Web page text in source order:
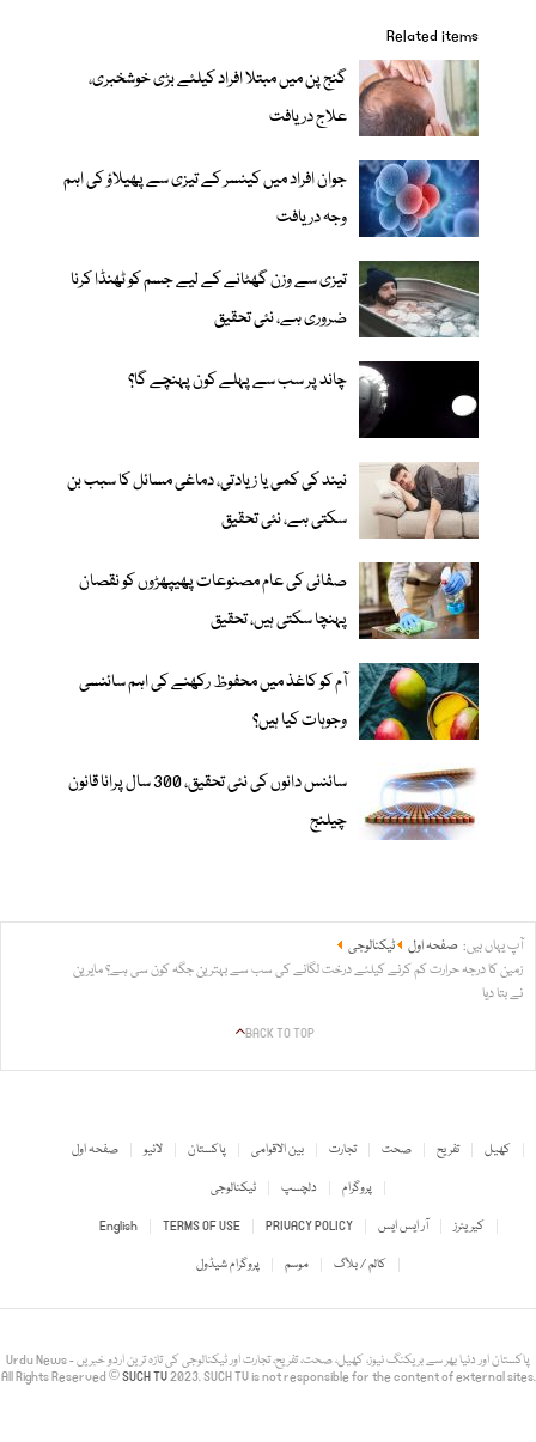
Related items
گنج پن میں مبتلا افراد کیلئے بڑی خوشخبری،
علاج دریافت
جوان افراد میں کینسر کے تیزی سے پھیلاؤ کی اہم
وجہ دریافت
تیزی سے وزن گھٹانے کے لیے جسم کو ٹھنڈا کرنا
ضروری ہے، نئی تحقیق
چاند پر سب سے پہلے کون پہنچے گا؟
نیند کی کمی یا زیادتی، دماغی مسائل کا سبب بن
سکتی ہے، نئی تحقیق
صفائی کی عام مصنوعات پھیپھڑوں کو نقصان
پہنچا سکتی ہیں، تحقیق
آم کو کاغذ میں محفوظ رکھنے کی اہم سائنسی
وجوہات کیا ہیں؟
سائنس دانوں کی نئی تحقیق، 300 سال پرانا قانون
چیلنج
آپ یہاں ہیں: صفحہ اول
ٹیکنالوجی
زمین کا درجہ حرارت کم کرنے کیلئے درخت لگانے کی سب سے بہترین جگہ کون سی ہے؟ مایرین
نے بتا دیا
BACK TO TOP
صفحہ اول لائیو پاکستان بین الاقوامی تجارت صحت تفریح
کھیل
ٹیکنالوجی
دلچسپ
پروگرام
English
TERMS OF USE PRIVACY POLICY آر ایس ایس
کیریئرز
پروگرام شیڈول
موسم کالم / بلاگ
Urdu News - پاکستان اور دنیا بھر سے بریکنگ نیوز، کھیل، صحت، تفریح، تجارت اور ٹیکنالوجی کی تازہ ترین اردو خبریں
All Rights Reserved ©SUCH TV2023. SUCH TV is not responsible for the content of external sites.